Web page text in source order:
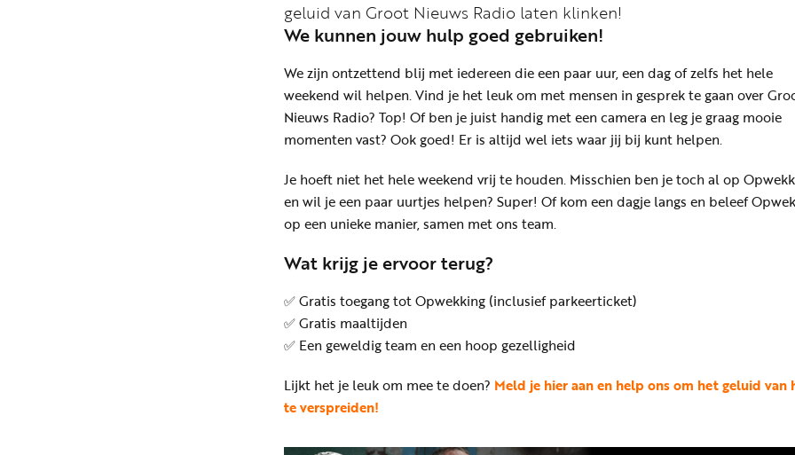
geluid van Groot Nieuws Radio laten klinken!
We kunnen jouw hulp goed gebruiken!
We zijn ontzettend blij met iedereen die een paar uur, een dag of zelfs het hele
weekend wil helpen. Vind je het leuk om met mensen in gesprek te gaan over
Nieuws Radio? Top! Of ben je juist handig met een camera en leg je graag mooie
momenten vast? Ook goed! Er is altijd wel iets waar jij bij kunt helpen.
Je hoeft niet het hele weekend vrij te houden. Misschien ben je toch al op
en wil je een paar uurtjes helpen? Super! Of kom een dagje langs en beleef
op een unieke manier, samen met ons team.
Wat krijg je ervoor terug?
✅ Gratis toegang tot Opwekking (inclusief parkeerticket)
✅ Gratis maaltijden
✅ Een geweldig team en een hoop gezelligheid
Lijkt het je leuk om mee te doen? Meld je hier aan en help ons om het geluid van
te verspreiden!